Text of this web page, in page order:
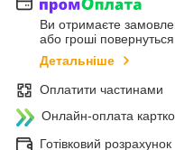
Ви отримаєте
або гроші
Детальніше
Оплатити частинами
Онлайн-оплата
Готівковий розрахунок